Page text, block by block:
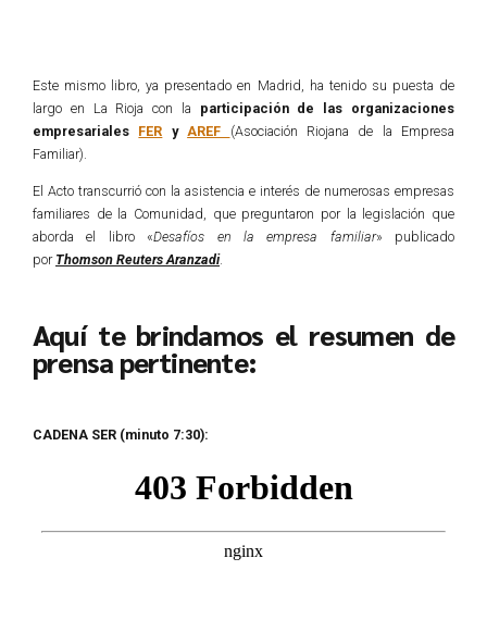
Este mismo libro, ya presentado en Madrid, ha tenido su puesta de
largo en La Rioja con la participación de las organizaciones
empresariales FER yAREF (Asociación Riojana de la Empresa
Familiar).
El Acto transcurrió con la asistencia e interés de numerosas empresas
familiares de la Comunidad, que preguntaron por la legislación que
aborda el libro «Desafíos en la empresa familiar» publicado
por Thomson Reuters Aranzadi.
Aquí te brindamos el resumen de
prensa pertinente:
CADENA SER (minuto 7:30):